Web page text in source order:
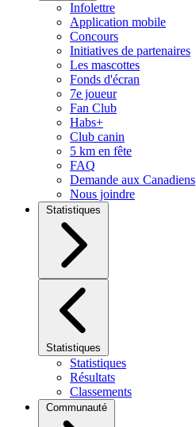
Infolettre
Application mobile
Concours
Initiatives de partenaires
Les mascottes
Fonds d'écran
7e joueur
Fan Club
Habs+
Club canin
5 km en fête
FAQ
Demande aux Canadiens
Nous joindre
Statistiques
Statistiques
Statistiques
Résultats
Classements
Communauté